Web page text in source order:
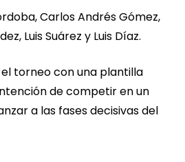
Carlos Andrés Gómez,
Luis Suárez y Luis Díaz.
torneo con una plantilla
de competir en un
a las fases decisivas del